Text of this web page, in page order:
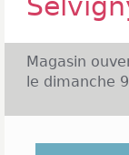
Magasin
le dimanche
Découvrez